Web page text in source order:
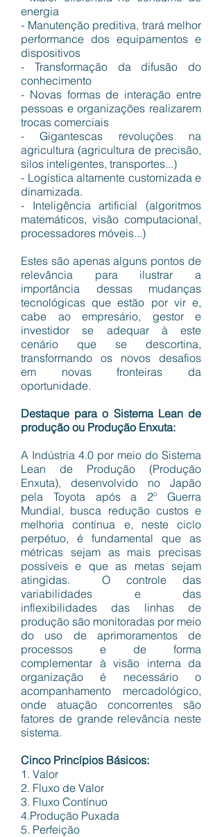
energia
- Manutenção preditiva, trará melhor
performance dos equipamentos e
dispositivos
- Transformação da difusão do
conhecimento
- Novas formas de interação entre
pessoas e organizações realizarem
trocas comerciais
- Gigantescas revoluções na
agricultura (agricultura de precisão,
silos inteligentes, transportes...)
- Logística altamente customizada e
dinamizada.
- Inteligência artificial (algoritmos
matemáticos, visão computacional,
processadores móveis...)
Estes são apenas alguns pontos de
relevância para ilustrar a
importância dessas mudanças
tecnológicas que estão por vir e,
cabe ao empresário, gestor e
investidor se adequar à este
cenário que se descortina,
transformando os novos desafios
em novas fronteiras da
oportunidade.
Destaque para o Sistema Lean de
produção ou Produção Enxuta:
A Indústria 4.0 por meio do Sistema
Lean de Produção (Produção
Enxuta), desenvolvido no Japão
pela Toyota após a 2º Guerra
Mundial, busca redução custos e
melhoria contínua e, neste ciclo
perpétuo, é fundamental que as
métricas sejam as mais precisas
possíveis e que as metas sejam
atingidas. O controle das
variabilidades e das
inflexibilidades das linhas de
produção são monitoradas por meio
do uso de aprimoramentos de
processos e de forma
complementar à visão interna da
organização é necessário o
acompanhamento mercadológico,
onde atuação concorrentes são
fatores de grande relevância neste
sistema.
Cinco Princípios Básicos:
1. Valor
2. Fluxo de Valor
3. Fluxo Contínuo
4.Produção Puxada
5. Perfeição